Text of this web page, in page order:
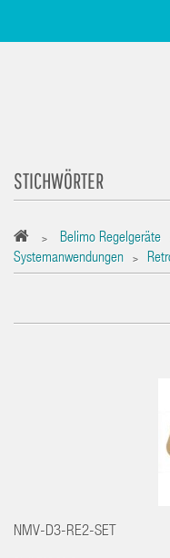
STICHWÖRTER
> Belimo Regelgeräte
Systemanwendungen
>
NMV-D3-RE2-SET